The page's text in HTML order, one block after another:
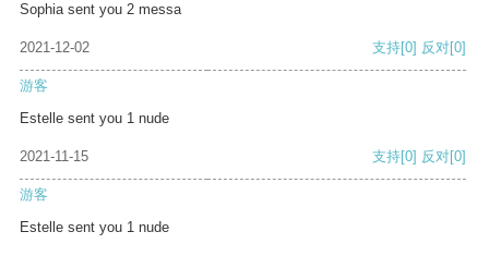
Sophia sent you 2 messa
2021-12-02 支持[0] 反对[0]
游客
Estelle sent you 1 nude
2021-11-15 支持[0] 反对[0]
游客
Estelle sent you 1 nude